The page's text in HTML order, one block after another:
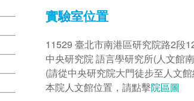
實驗室位置
11529 臺北市南港區研究院路2段
中央研究院 語言學研究所(人文館
(請從中央研究院大門徒步至人文
本院人文館位置，請點擊院區圖